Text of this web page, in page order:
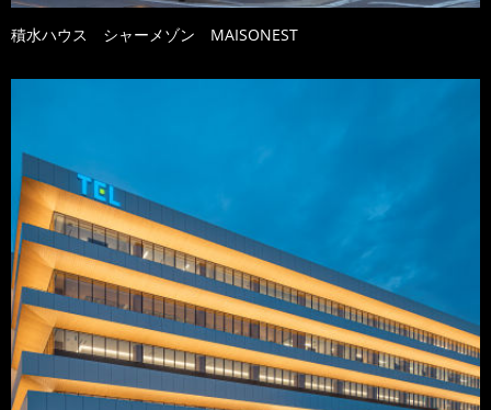
積水ハウス シャーメゾン MAISONEST